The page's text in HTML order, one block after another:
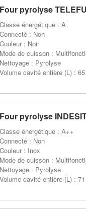
Four pyrolyse
Classe énergétique : A
Connecté : Non
Couleur : Noir
Mode de cuisson :
Nettoyage : Pyrolyse
Volume cavité entière (L) : 65
Four pyrolyse
Classe énergétique : A++
Connecté : Non
Couleur : Inox
Mode de cuisson :
Nettoyage : Pyrolyse
Volume cavité entière (L) : 71